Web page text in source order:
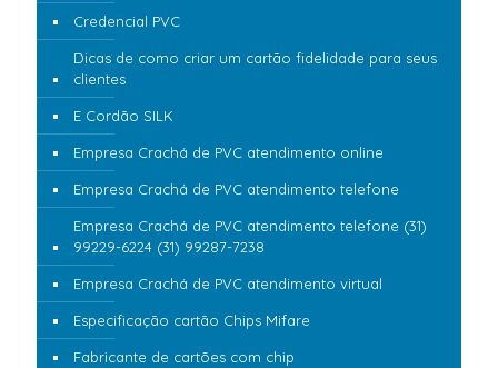
Credencial PVC
Dicas de como criar um cartão fidelidade para seus
clientes
E Cordão SILK
Empresa Crachá de PVC atendimento online
Empresa Crachá de PVC atendimento telefone
Empresa Crachá de PVC atendimento telefone (31)
99229-6224 (31) 99287-7238
Empresa Crachá de PVC atendimento virtual
Especificação cartão Chips Mifare
Fabricante de cartões com chip